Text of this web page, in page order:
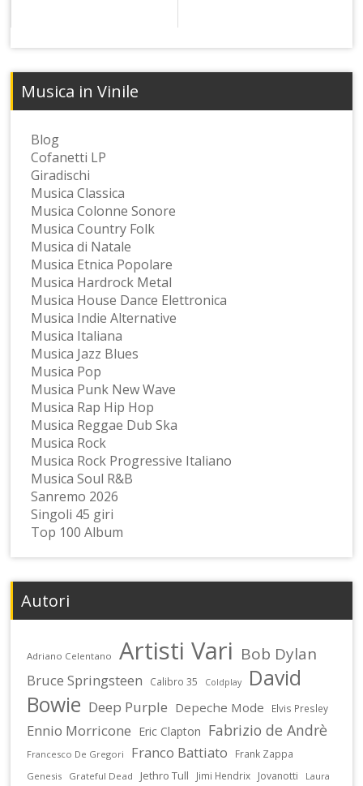
Musica in Vinile
Blog
Cofanetti LP
Giradischi
Musica Classica
Musica Colonne Sonore
Musica Country Folk
Musica di Natale
Musica Etnica Popolare
Musica Hardrock Metal
Musica House Dance Elettronica
Musica Indie Alternative
Musica Italiana
Musica Jazz Blues
Musica Pop
Musica Punk New Wave
Musica Rap Hip Hop
Musica Reggae Dub Ska
Musica Rock
Musica Rock Progressive Italiano
Musica Soul R&B
Sanremo 2026
Singoli 45 giri
Top 100 Album
Autori
Adriano Celentano Artisti Vari Bob Dylan
Bruce Springsteen Calibro 35 Coldplay
David
Bowie Deep Purple Depeche Mode Elvis Presley
Ennio Morricone Eric Clapton Fabrizio de Andrè
Francesco De Gregori Franco Battiato Frank Zappa
Genesis Grateful Dead Jethro Tull Jimi Hendrix Jovanotti
Laura